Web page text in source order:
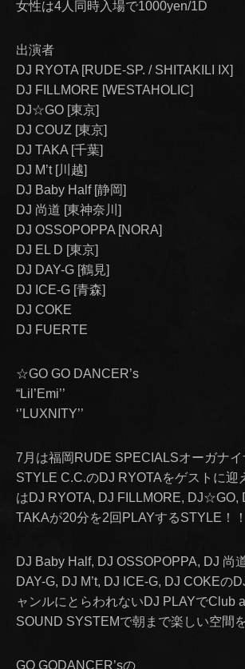
女性は4人同時入場で1000yen/1D
出演者
DJ RYOTA [RUDE-SP. / SHITAKILI IX]
DJ FILLMORE [WESTAHOLIC]
DJ☆GO [東京]
DJ COUZ [東京]
DJ TAKA [千葉]
DJ M’t [川越]
DJ Baby Half [静岡]
DJ 尚道 [東神奈川]
DJ OSSOPOPPA [NORA]
DJ EL D [東京]
DJ DAY-G [鶴見]
DJ ICE-G [青森]
DJ COKE
DJ FUERTE
☆GO GO DANCER’s
“Lil’Emi’’
‘’LUXNITY’’
7月は福岡RUDE SPECIALSオーガナ
STYLE C.C.のDJ RYOTAをゲストに迎
はDJ RYOTA, DJ FILLMORE, DJ☆GO,
TAKAが20分を2回PLAYするSTYLE！！
DJ Baby Half, DJ OSSOPOPPA, DJ 尚
DAY-G, DJ M’t, DJ ICE-G, DJ COKEの
ャンルにとらわれないDJ PLAYでClub
SOUND SYSTEMで朝まで楽しい空間
GO GODANCER’sの